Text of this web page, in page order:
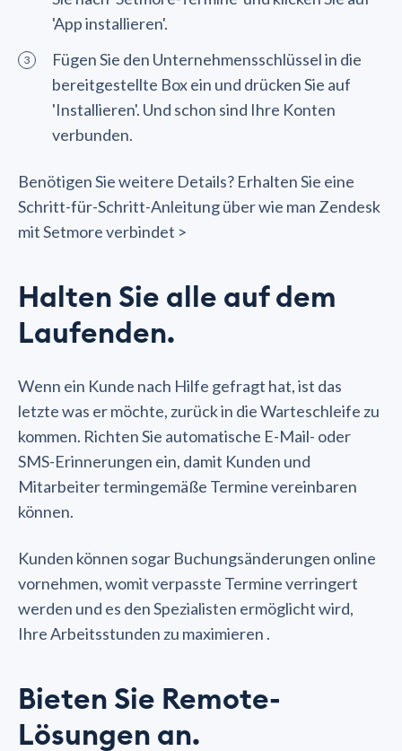
'App installieren'.
Fügen Sie den Unternehmensschlüssel in die
bereitgestellte Box ein und drücken Sie auf
'Installieren'. Und schon sind Ihre Konten
verbunden.
Benötigen Sie weitere Details? Erhalten Sie eine
Schritt-für-Schritt-Anleitung über wie man Zendesk
mit Setmore verbindet >
Halten Sie alle auf dem
Laufenden.
Wenn ein Kunde nach Hilfe gefragt hat, ist das
letzte was er möchte, zurück in die Warteschleife zu
kommen. Richten Sie automatische E-Mail- oder
SMS-Erinnerungen ein, damit Kunden und
Mitarbeiter termingemäße Termine vereinbaren
können.
Kunden können sogar Buchungsänderungen online
vornehmen, womit verpasste Termine verringert
werden und es den Spezialisten ermöglicht wird,
Ihre Arbeitsstunden zu maximieren .
Bieten Sie Remote-
Lösungen an.